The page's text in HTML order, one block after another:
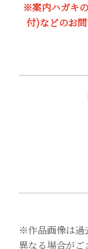
※案内ハガキ
付)などのお
※作品画像は過
異なる場合がご